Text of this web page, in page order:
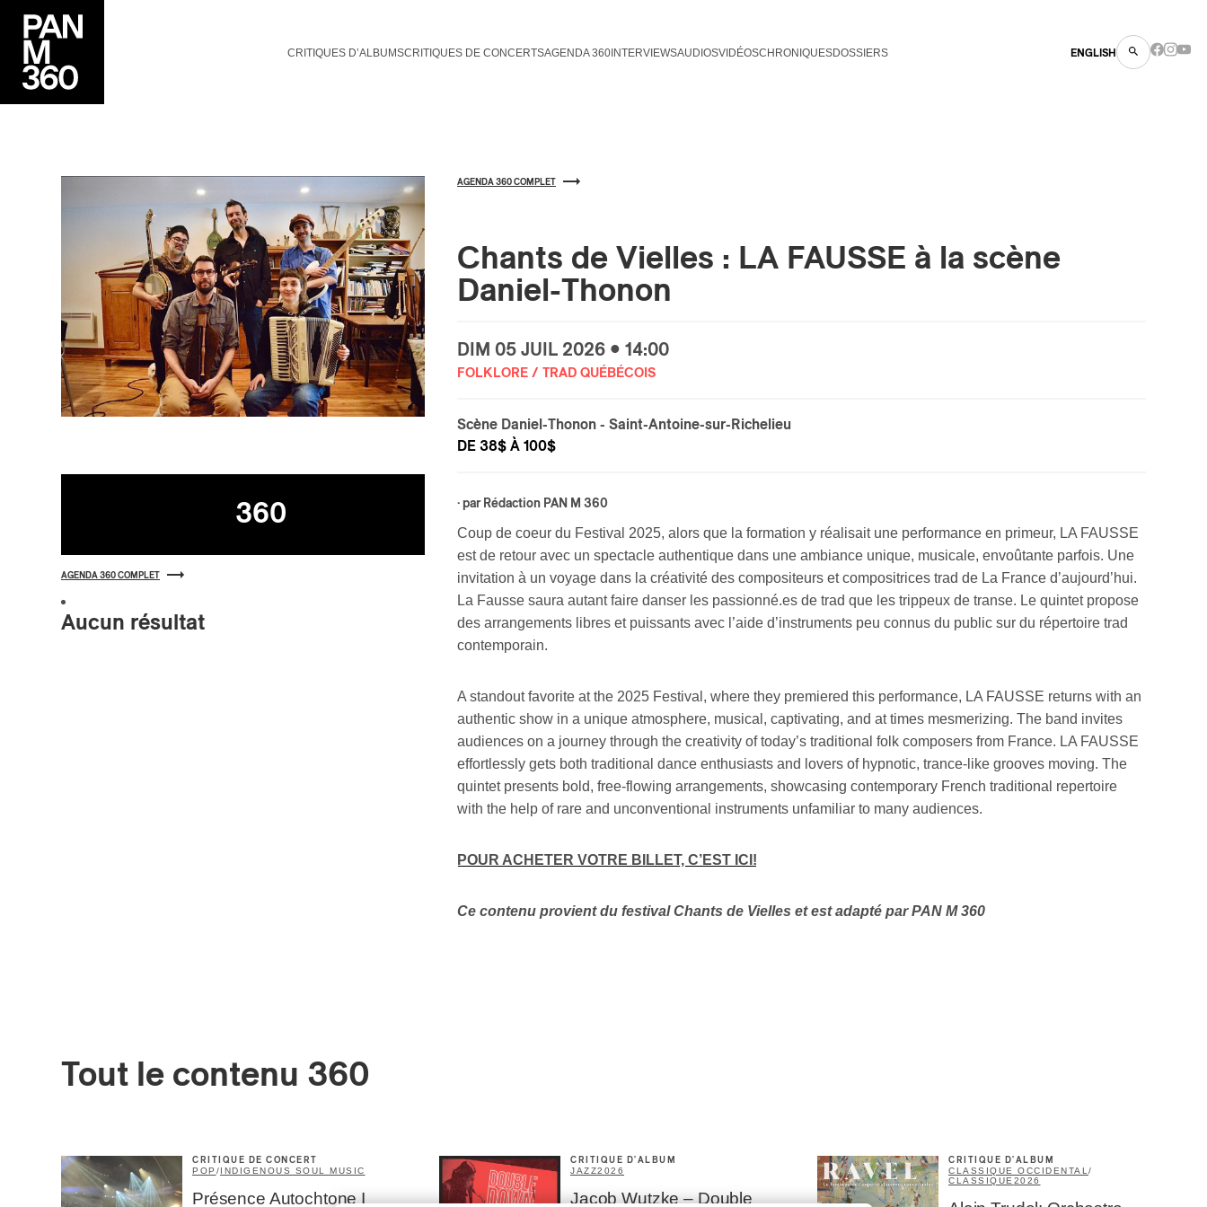
CRITIQUES D’ALBUMSCRITIQUES DE CONCERTSAGENDA 360INTERVIEWSAUDIOSVIDÉOSCHRONIQUESDOSSIERS ENGLISH
360
AGENDA 360 COMPLET
Aucun résultat
AGENDA 360 COMPLET
Chants de Vielles : LA FAUSSE à la scène
Daniel-Thonon
DIM 05 JUIL 2026 • 14:00
FOLKLORE / TRAD QUÉBÉCOIS
Scène Daniel-Thonon - Saint-Antoine-sur-Richelieu
DE 38$ À 100$
· par Rédaction PAN M 360
Coup de coeur du Festival 2025, alors que la formation y réalisait une performance en primeur, LA FAUSSE
est de retour avec un spectacle authentique dans une ambiance unique, musicale, envoûtante parfois. Une
invitation à un voyage dans la créativité des compositeurs et compositrices trad de La France d’aujourd’hui.
La Fausse saura autant faire danser les passionné.es de trad que les trippeux de transe. Le quintet propose
des arrangements libres et puissants avec l’aide d’instruments peu connus du public sur du répertoire trad
contemporain.
A standout favorite at the 2025 Festival, where they premiered this performance, LA FAUSSE returns with an
authentic show in a unique atmosphere, musical, captivating, and at times mesmerizing. The band invites
audiences on a journey through the creativity of today’s traditional folk composers from France. LA FAUSSE
effortlessly gets both traditional dance enthusiasts and lovers of hypnotic, trance-like grooves moving. The
quintet presents bold, free-flowing arrangements, showcasing contemporary French traditional repertoire
with the help of rare and unconventional instruments unfamiliar to many audiences.
POUR ACHETER VOTRE BILLET, C’EST ICI!
Ce contenu provient du festival Chants de Vielles et est adapté par PAN M 360
Tout le contenu 360
CRITIQUE DE CONCERT
POP /INDIGENOUS SOUL MUSIC
Présence Autochtone I
CRITIQUE D'ALBUM
JAZZ2026
Jacob Wutzke – Double
CRITIQUE D'ALBUM
CLASSIQUE OCCIDENTAL /
CLASSIQUE 2026